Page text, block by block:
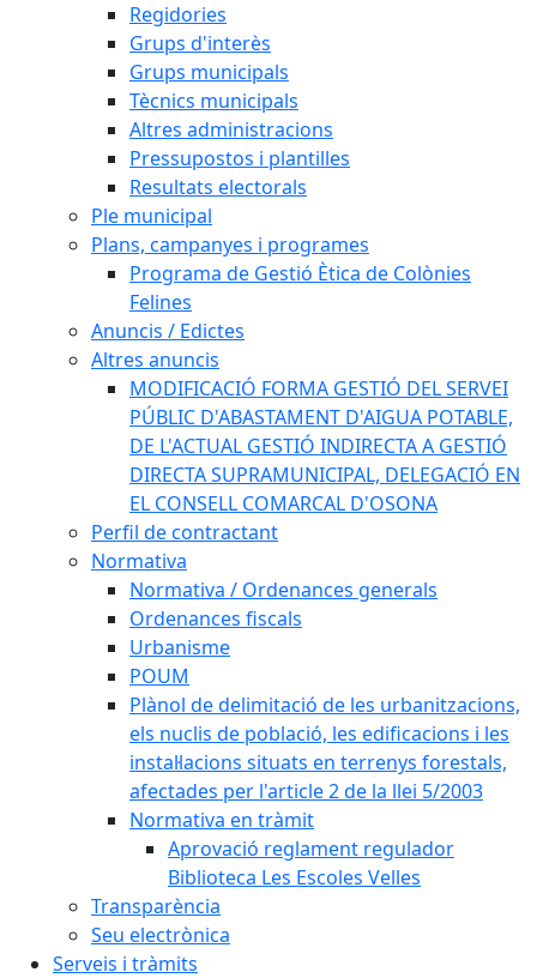
Regidories
Grups d'interès
Grups municipals
Tècnics municipals
Altres administracions
Pressupostos i plantilles
Resultats electorals
Ple municipal
Plans, campanyes i programes
Programa de Gestió Ètica de Colònies
Felines
Anuncis / Edictes
Altres anuncis
MODIFICACIÓ FORMA GESTIÓ DEL SERVEI
PÚBLIC D'ABASTAMENT D'AIGUA POTABLE,
DE L'ACTUAL GESTIÓ INDIRECTA A GESTIÓ
DIRECTA SUPRAMUNICIPAL, DELEGACIÓ EN
EL CONSELL COMARCAL D'OSONA
Perfil de contractant
Normativa
Normativa / Ordenances generals
Ordenances fiscals
Urbanisme
POUM
Plànol de delimitació de les urbanitzacions,
els nuclis de població, les edificacions i les
instal·lacions situats en terrenys forestals,
afectades per l'article 2 de la llei 5/2003
Normativa en tràmit
Aprovació reglament regulador
Biblioteca Les Escoles Velles
Transparència
Seu electrònica
Serveis i tràmits